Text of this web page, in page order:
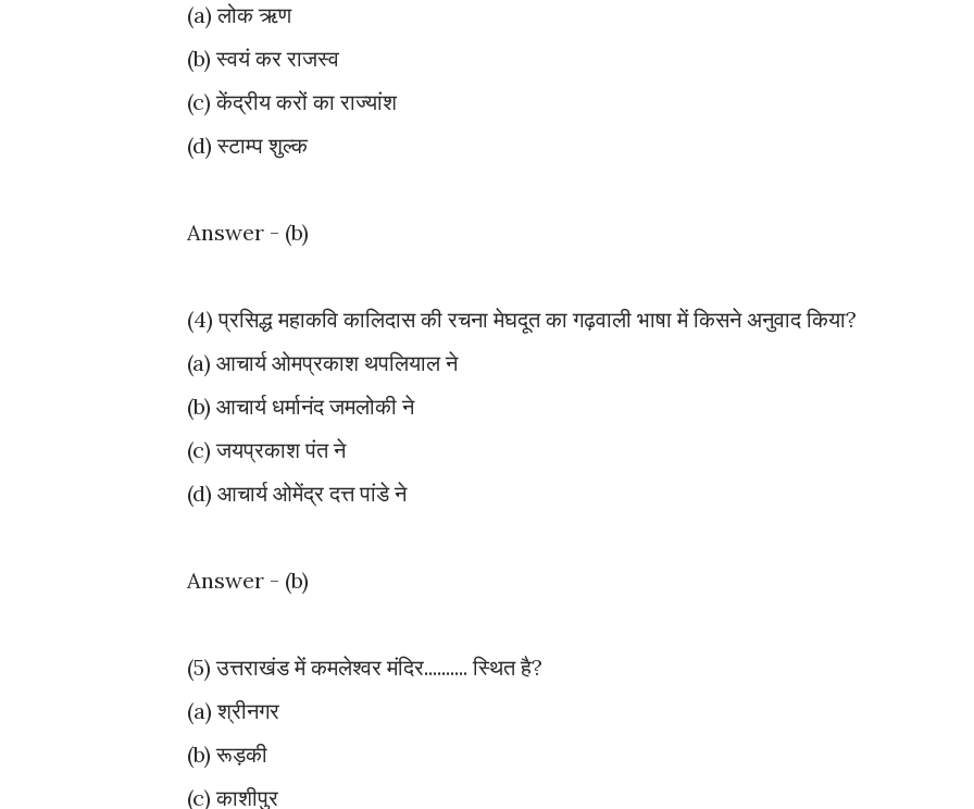
(a) लोक ऋण
(b) स्वयं कर राजस्व
(c) केंद्रीय करों का राज्यांश
(d) स्टाम्प शुल्क
Answer - (b)
(4) प्रसिद्ध महाकवि कालिदास की रचना मेघदूत का गढ़वाली भाषा में किसने अनुवाद किया?
(a) आचार्य ओमप्रकाश थपलियाल ने
(b) आचार्य धर्मानंद जमलोकी ने
(c) जयप्रकाश पंत ने
(d) आचार्य ओमेंद्र दत्त पांडे ने
Answer - (b)
(5) उत्तराखंड में कमलेश्वर मंदिर.......... स्थित है?
(a) श्रीनगर
(b) रूड़की
(c) काशीपुर